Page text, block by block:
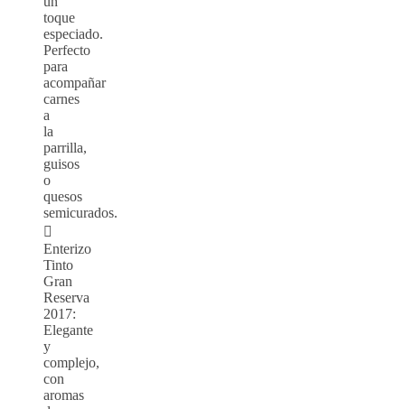
toque
especiado.
Perfecto
para
acompañar
carnes
a
la
parrilla,
guisos
o
quesos
semicurados.

Enterizo
Tinto
Gran
Reserva
2017:
Elegante
y
complejo,
con
aromas